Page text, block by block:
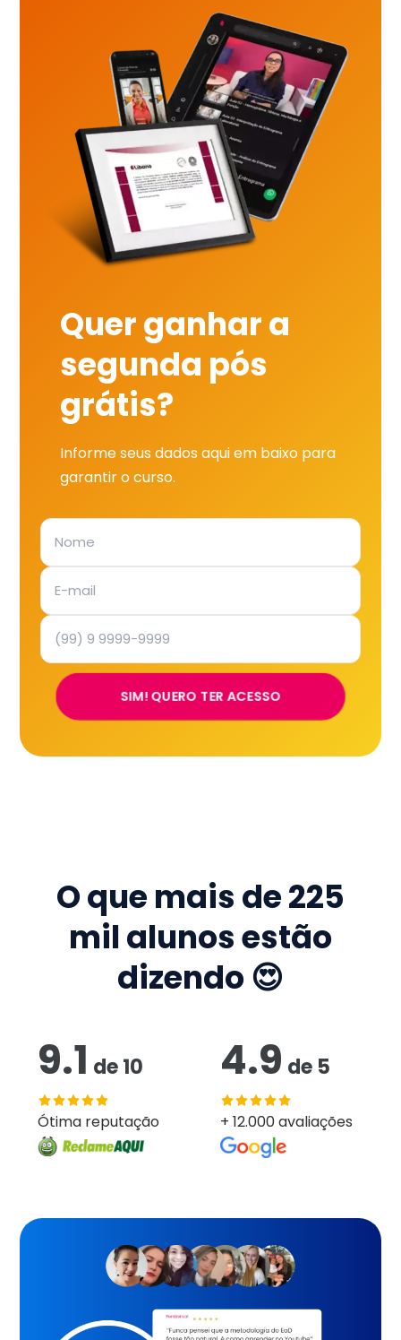
Quer ganhar a
segunda pós
grátis?
Informe seus dados aqui em baixo para
garantir o curso.
SIM! QUERO TER ACESSO
O que mais de225
mil alunos estão
dizendo 😍
9.1 de10
Ótima reputação
4.9 de 5
+ 12.000 avaliações